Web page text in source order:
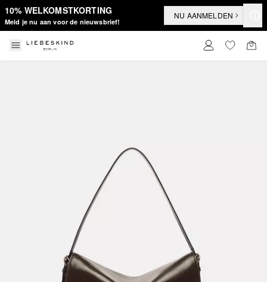
10% WELKOMSTKORTING
Meld je nu aan voor de nieuwsbrief!
NU AANMELDEN